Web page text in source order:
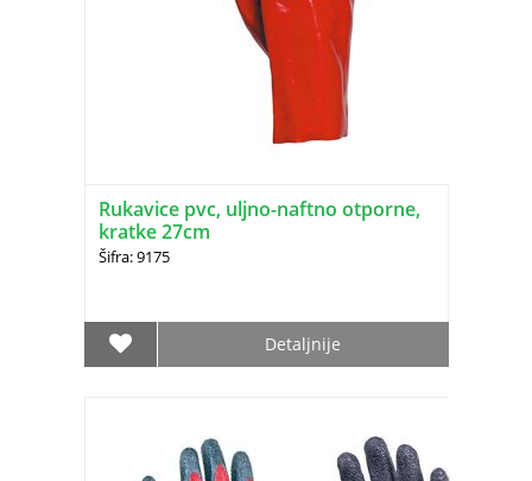
Rukavice pvc, uljno-naftno otporne,
kratke 27cm
Šifra: 9175
Detaljnije